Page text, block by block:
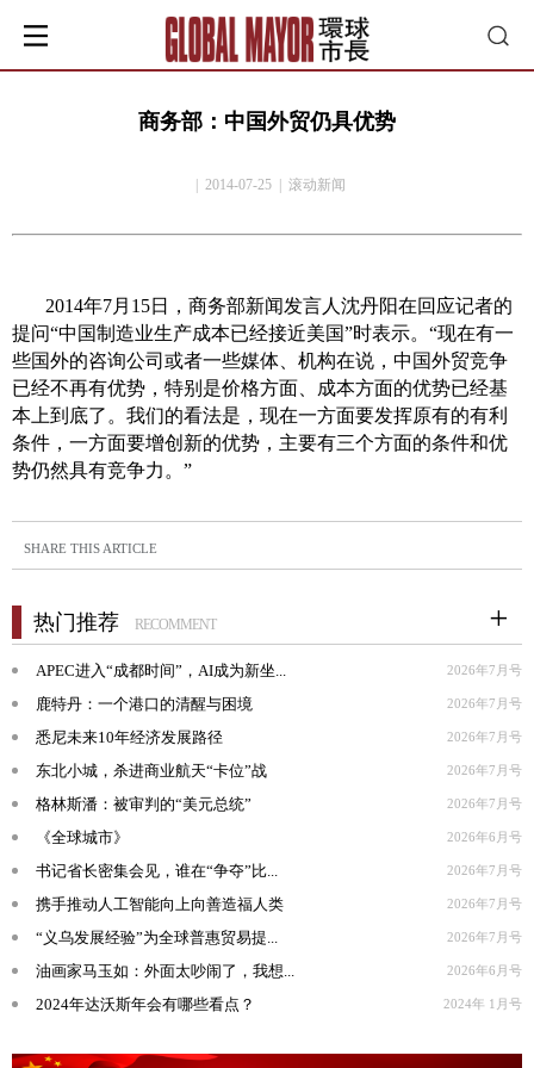
商务部：中国外贸仍具优势
| 2014-07-25 | 滚动新闻
2014年7月 15日，商务部新闻发言人沈丹阳在回应记者的
提问“中国制造业生产成本已经接近美国”时表示。“现在有一
些国外的咨询公司或者一些媒体、机构在说，中国外贸竞争
已经不再有优势，特别是价格方面、成本方面的优势已经基
本上到底了。我们的看法是，现在一方面要发挥原有的有利
条件，一方面要增创新的优势，主要有三个方面的条件和优
势仍然具有竞争力。”
SHARE THIS ARTICLE
热门推荐 RECOMMENT
APEC进入“成都时间”，AI成为新坐... 2026年7月号
鹿特丹：一个港口的清醒与困境 2026年7月号
悉尼未来10年经济发展路径 2026年7月号
东北小城，杀进商业航天“卡位”战 2026年7月号
格林斯潘：被审判的“美元总统” 2026年7月号
《全球城市》 2026年6月号
书记省长密集会见，谁在“争夺”比... 2026年7月号
携手推动人工智能向上向善造福人类 2026年7月号
“义乌发展经验”为全球普惠贸易提... 2026年7月号
油画家马玉如：外面太吵闹了，我想... 2026年6月号
2024年达沃斯年会有哪些看点？ 2024年 1月号